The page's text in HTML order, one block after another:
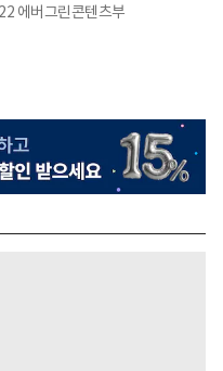
에버그린콘텐츠부